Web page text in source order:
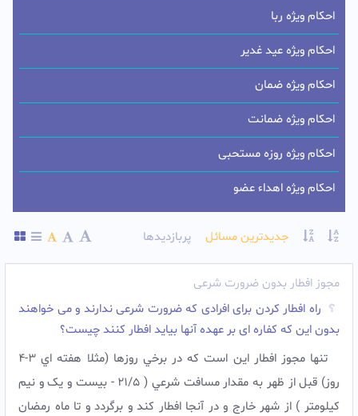
جدیدترین مسائل پربازدیدها
مجوز افطار بدون ضرورت شرعی
راه افطار کردن برای افرادی که ضرورت شرعی ندارند و می خواهند
بدون این که کفاره ای بر عهده آنها بیاید افطار کنند چیست؟
تنها مجوز افطار اين است که در برخي روزها (مثلا هفته اي 3-4
روز) قبل از ظهر به مقدار مسافت شرعي ( 21/5 - بیست و یک و نیم
کیلومتر ) از شهر خارج و در آنجا افطار کند و برگردد و تا ماه رمضان
احکام ویژه ربا
احکام ویژه عید غدیر
احکام ویژه ضمان
احکام ویژه ضمانت
احکام ویژه روزه مستحبی
احکام ویژه اهداء عضو